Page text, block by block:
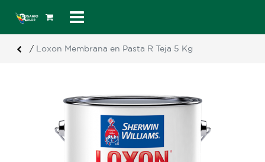
/ Loxon Membrana en Pasta R Teja 5 Kg